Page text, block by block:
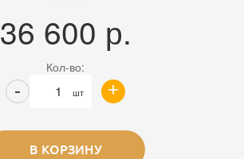
36 600 р.
Кол-во:
шт +
-
В КОРЗИНУ